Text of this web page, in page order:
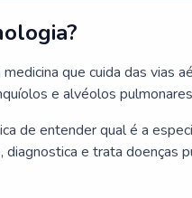
que cuida das vias
e alvéolos
de entender qual é a
diagnostica e trata doenças